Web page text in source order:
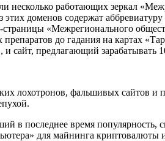
работающих зеркал
доменов содержат
страницы «Межрегионального
до гадания на картах
сайт, предлагающий зарабатывать
лохотронов, фальшивых сайтов и
в последнее время популярность,
для майнинга криптовалюты